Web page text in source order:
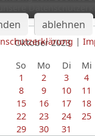
Oktober 2023
So
Mo Di Mi
1
2 3 4
8
9 10 11
15
16 17 18
22
23 24 25
29
30 31
ablehnen
|